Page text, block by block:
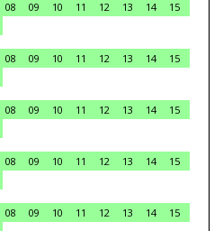
08 09 10 11 12 13 14
15
08 09 10 11 12 13 14
15
08 09 10 11 12 13 14
15
08 09 10 11 12 13 14
15
08 09 10 11 12 13 14
15